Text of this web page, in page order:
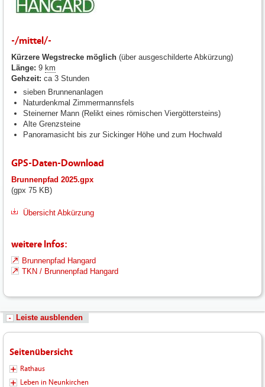
-/mittel/-
Kürzere Wegstrecke möglich (über ausgeschilderte Abkürzung)
Länge: 9 km
Gehzeit: ca 3 Stunden
sieben Brunnenanlagen
Naturdenkmal Zimmermannsfels
Steinerner Mann (Relikt eines römischen Viergöttersteins)
Alte Grenzsteine
Panoramasicht bis zur Sickinger Höhe und zum Hochwald
GPS-Daten-Download
Brunnenpfad 2025.gpx
(gpx 75 KB)
Übersicht Abkürzung
weitere Infos:
Brunnenpfad Hangard
TKN / Brunnenpfad Hangard
Leiste ausblenden
Seitenübersicht
Rathaus
Leben in Neunkirchen